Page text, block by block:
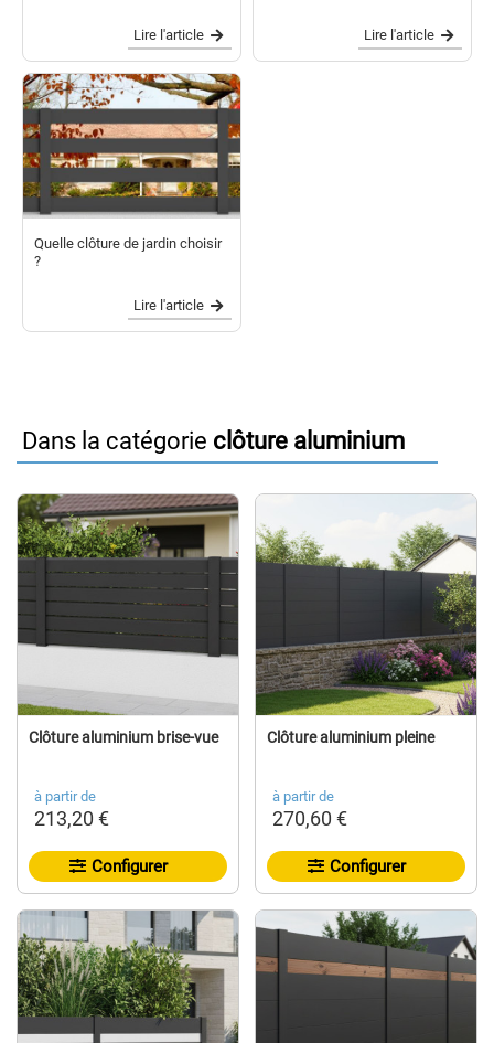
Lire l'article Lire l'article
Quelle clôture de jardin choisir
?
Lire l'article
Dans la catégorie clôture aluminium
Clôture aluminium brise-vue
à partir de
213,20 €
Configurer
Clôture aluminium pleine
à partir de
270,60 €
Configurer